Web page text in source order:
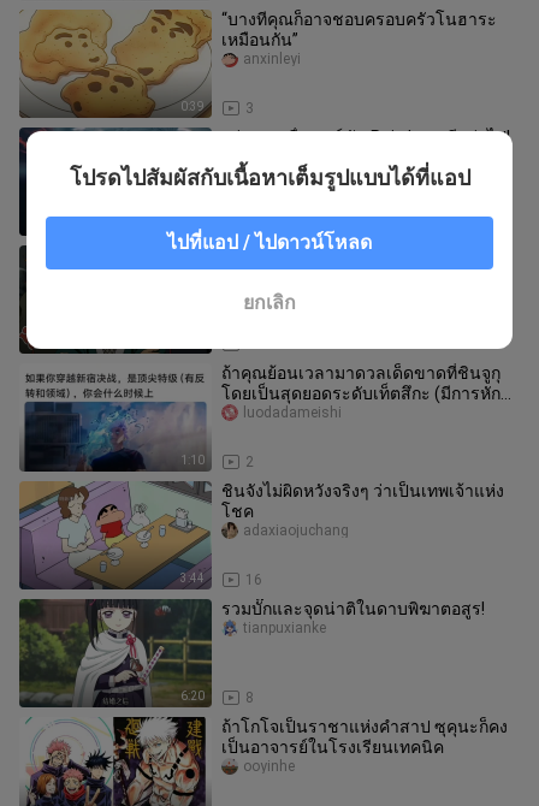
0:39
“บางทีคุณก็อาจชอบครอบครัวโนฮาระ
เหมือนกัน”
3
anxinleyi
อย่าหลงเชื่อเวอร์ชัน Rain Love อีกต่อไป!
แท้จริงแล้วเพลงนี้ต่างหากที่เข้ากับฉาก
ประลองเดือดที่ชินจูกุ
qiuricixing
(พนักงานที่ไร้เดียงสาที่สุด) ดีดาระเข้า
ร่วมองค์กรแสงจันทร์ = เข้าฝึกงานใน
บริษัทยักษ์ใหญ่
ledajiaoshou
1:10
ถ้าคุณย้อนเวลามาดวลเด็ดขาดที่ชินจูกุ
โดยเป็นสุดยอดระดับเท็ตสึกะ (มีการหัก
มุมและเขตพลัง) คุณจะลงสนามต
2
luodadameishi
3:44
ชินจังไม่ผิดหวังจริงๆ ว่าเป็นเทพเจ้าแห่ง
โชค
16
adaxiaojuchang
6:20
รวมบั๊กและจุดน่าติในดาบพิฆาตอสูร!
8
tianpuxianke
ถ้าโกโจเป็นราชาแห่งคำสาป ซุคุนะก็คง
เป็นอาจารย์ในโรงเรียนเทคนิค
ooyinhe
โปรดไปสัมผัสกับเนื้อหาเต็มรูปแบบได้ที่แอป
ไปที่แอป / ไปดาวน์โหลด
ยกเลิก